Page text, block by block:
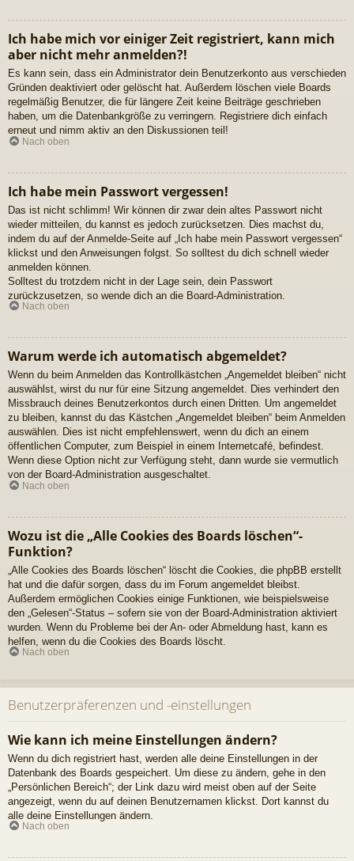
Ich habe mich vor einiger Zeit registriert, kann mich
aber nicht mehr anmelden?!
Es kann sein, dass ein Administrator dein Benutzerkonto aus verschieden
Gründen deaktiviert oder gelöscht hat. Außerdem löschen viele Boards
regelmäßig Benutzer, die für längere Zeit keine Beiträge geschrieben
haben, um die Datenbankgröße zu verringern. Registriere dich einfach
erneut und nimm aktiv an den Diskussionen teil!
Nach oben
Ich habe mein Passwort vergessen!
Das ist nicht schlimm! Wir können dir zwar dein altes Passwort nicht
wieder mitteilen, du kannst es jedoch zurücksetzen. Dies machst du,
indem du auf der Anmelde-Seite auf „Ich habe mein Passwort vergessen“
klickst und den Anweisungen folgst. So solltest du dich schnell wieder
anmelden können.
Solltest du trotzdem nicht in der Lage sein, dein Passwort
zurückzusetzen, so wende dich an die Board-Administration.
Nach oben
Warum werde ich automatisch abgemeldet?
Wenn du beim Anmelden das Kontrollkästchen „Angemeldet bleiben“ nicht
auswählst, wirst du nur für eine Sitzung angemeldet. Dies verhindert den
Missbrauch deines Benutzerkontos durch einen Dritten. Um angemeldet
zu bleiben, kannst du das Kästchen „Angemeldet bleiben“ beim Anmelden
auswählen. Dies ist nicht empfehlenswert, wenn du dich an einem
öffentlichen Computer, zum Beispiel in einem Internetcafé, befindest.
Wenn diese Option nicht zur Verfügung steht, dann wurde sie vermutlich
von der Board-Administration ausgeschaltet.
Nach oben
Wozu ist die „Alle Cookies des Boards löschen“-
Funktion?
„Alle Cookies des Boards löschen“ löscht die Cookies, die phpBB erstellt
hat und die dafür sorgen, dass du im Forum angemeldet bleibst.
Außerdem ermöglichen Cookies einige Funktionen, wie beispielsweise
den „Gelesen“-Status – sofern sie von der Board-Administration aktiviert
wurden. Wenn du Probleme bei der An- oder Abmeldung hast, kann es
helfen, wenn du die Cookies des Boards löscht.
Nach oben
Benutzerpräferenzen und -einstellungen
Wie kann ich meine Einstellungen ändern?
Wenn du dich registriert hast, werden alle deine Einstellungen in der
Datenbank des Boards gespeichert. Um diese zu ändern, gehe in den
„Persönlichen Bereich“; der Link dazu wird meist oben auf der Seite
angezeigt, wenn du auf deinen Benutzernamen klickst. Dort kannst du
alle deine Einstellungen ändern.
Nach oben